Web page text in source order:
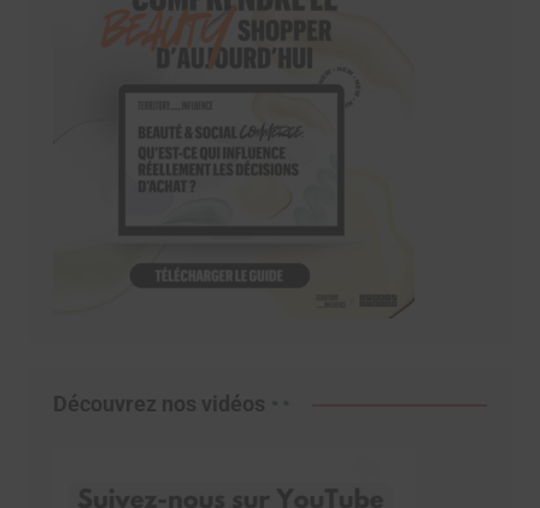
Découvrez nos vidéos